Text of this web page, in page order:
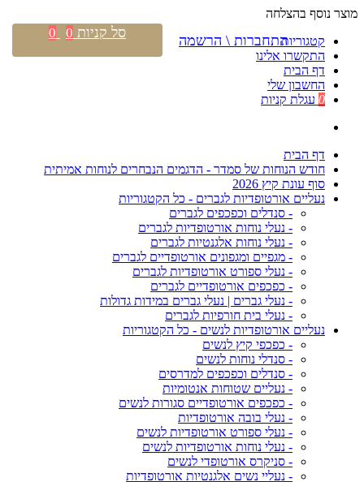
מוצר נוסף בהצלחה
קטגוריות
התקשרו אלינו
דף הבית
החשבון שלי
0 עגלת קניות
דף הבית
חודש הנוחות של סמדר - הדגמים הנבחרים לנוחות אמיתית
סוף עונת קיץ 2026
נעליים אורטופדיות לגברים - כל הקטגוריות
- סנדלים וכפכפים לגברים
- נעלי נוחות אורטופדיות לגברים
- נעלי נוחות אלגנטיות לגברים
- מגפיים ומגפונים אורטופדיים לגברים
- נעלי ספורט אורטופדיות לגברים
- כפכפים אורטופדיים לגברים
- נעלי גברים | נעלי גברים במידות גדולות
- נעלי בית חורפיות לגברים
נעליים אורטופדיות לנשים - כל הקטגוריות
- כפכפי קיץ לנשים
- סנדלי נוחות לנשים
- סנדלים וכפכפים למדרסים
- נעליים שטוחות אנטומיות
- כפכפים אורטופדיים סגורות לנשים
- נעלי בובה אורטופדיות
- נעלי ספורט אורטופדיות לנשים
- נעלי נוחות אורטופדיות לנשים
- סניקרס אורטופדי לנשים
- נעליי נשים אלגנטיות אורטופדיות
התחברות \ הרשמה סל קניות 0
0